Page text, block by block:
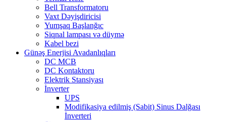
Bell Transformatoru
Vaxt Dəyişdiricisi
Yumşaq Başlanğıc
Siqnal lampası və düymə
Kabel bezi
Günəş Enerjisi Avadanlıqları
DC MCB
DC Kontaktoru
Elektrik Stansiyası
İnverter
UPS
Modifikasiya edilmiş (Sabit) Sinus Dalğası
İnverteri